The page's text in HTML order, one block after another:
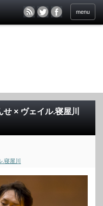
menu
× ヴェイル.寝屋川
.寝屋川